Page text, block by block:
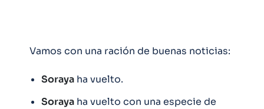
Vamos con una ración de buenas noticias:
Soraya ha vuelto.
Soraya ha vuelto con una especie de